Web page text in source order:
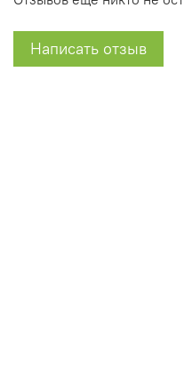
Написать отзыв